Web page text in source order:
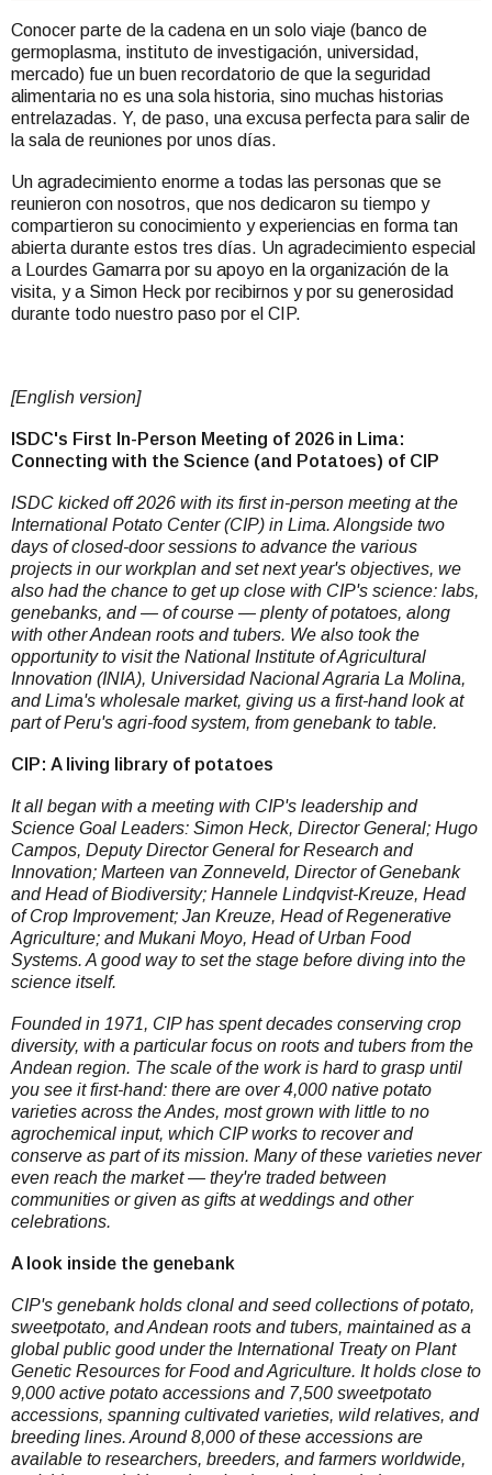
Conocer parte de la cadena en un solo viaje (banco de
germoplasma, instituto de investigación, universidad,
mercado) fue un buen recordatorio de que la seguridad
alimentaria no es una sola historia, sino muchas historias
entrelazadas. Y, de paso, una excusa perfecta para salir de
la sala de reuniones por unos días.
Un agradecimiento enorme a todas las personas que se
reunieron con nosotros, que nos dedicaron su tiempo y
compartieron su conocimiento y experiencias en forma tan
abierta durante estos tres días. Un agradecimiento especial
a Lourdes Gamarra por su apoyo en la organización de la
visita, y a Simon Heck por recibirnos y por su generosidad
durante todo nuestro paso por el CIP.
[English version]
ISDC's First In-Person Meeting of 2026 in Lima:
Connecting with the Science (and Potatoes) of CIP
ISDC kicked off 2026 with its first in-person meeting at the
International Potato Center (CIP) in Lima. Alongside two
days of closed-door sessions to advance the various
projects in our workplan and set next year's objectives, we
also had the chance to get up close with CIP's science: labs,
genebanks, and — of course — plenty of potatoes, along
with other Andean roots and tubers. We also took the
opportunity to visit the National Institute of Agricultural
Innovation (INIA), Universidad Nacional Agraria La Molina,
and Lima's wholesale market, giving us a first-hand look at
part of Peru's agri-food system, from genebank to table.
CIP: A living library of potatoes
It all began with a meeting with CIP's leadership and
Science Goal Leaders: Simon Heck, Director General; Hugo
Campos, Deputy Director General for Research and
Innovation; Marteen van Zonneveld, Director of Genebank
and Head of Biodiversity; Hannele Lindqvist-Kreuze, Head
of Crop Improvement; Jan Kreuze, Head of Regenerative
Agriculture; and Mukani Moyo, Head of Urban Food
Systems. A good way to set the stage before diving into the
science itself.
Founded in 1971, CIP has spent decades conserving crop
diversity, with a particular focus on roots and tubers from the
Andean region. The scale of the work is hard to grasp until
you see it first-hand: there are over 4,000 native potato
varieties across the Andes, most grown with little to no
agrochemical input, which CIP works to recover and
conserve as part of its mission. Many of these varieties never
even reach the market — they're traded between
communities or given as gifts at weddings and other
celebrations.
A look inside the genebank
CIP's genebank holds clonal and seed collections of potato,
sweetpotato, and Andean roots and tubers, maintained as a
global public good under the International Treaty on Plant
Genetic Resources for Food and Agriculture. It holds close to
9,000 active potato accessions and 7,500 sweetpotato
accessions, spanning cultivated varieties, wild relatives, and
breeding lines. Around 8,000 of these accessions are
available to researchers, breeders, and farmers worldwide,